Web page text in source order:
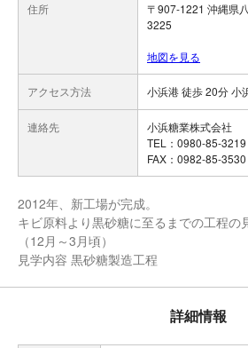
住所
〒907-1221 沖縄県
3225
地図を見る
アクセス方法 小浜港 徒歩 20分 小
連絡先
小浜糖業株式会社
TEL：0980-85-3219
FAX：0982-85-3530
2012年、新工場が完成。
キビ原料より黒砂糖に至るまでの工程の
（12月～3月頃）
見学内容 黒砂糖製造工程
詳細情報